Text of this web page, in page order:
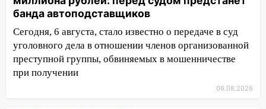
17:08 Ульяновский областной суд
оставил в силе приговор руководству
«УльяновскФармации» за махинации на
3,2 млн рублей
16:09 Ветераны легкой атлетики из
банда автоподставщиков
Сегодня, 6 августа, стало известно о передаче в суд
уголовного дела в отношении членов организованной
преступной группы, обвиняемых в мошенничестве
при получении
06.08.2026